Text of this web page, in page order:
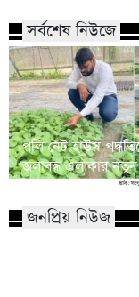
সর্বশেষ নিউজে
পলি নেট হাউস
জলাবদ্ধ এলাকার নতুন
জনপ্রিয় নিউজ